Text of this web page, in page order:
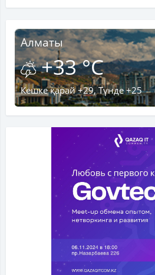
Алматы
+33 °C
Кешке қарай +29, Түнде +25